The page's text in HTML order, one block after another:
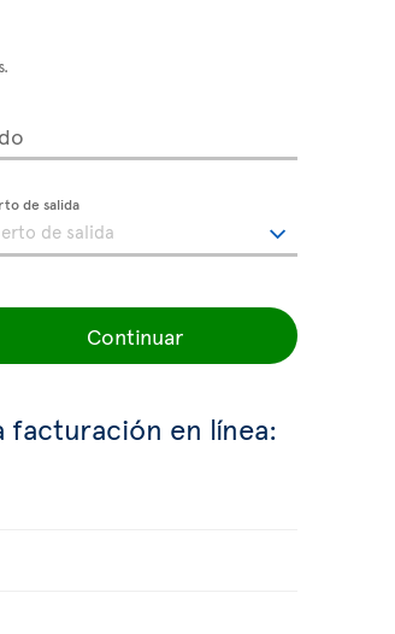
de salida
Continuar
facturación en línea: